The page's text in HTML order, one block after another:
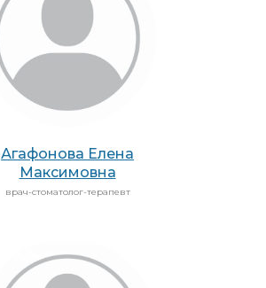
Агафонова Елена
Максимовна
врач-стоматолог-терапевт